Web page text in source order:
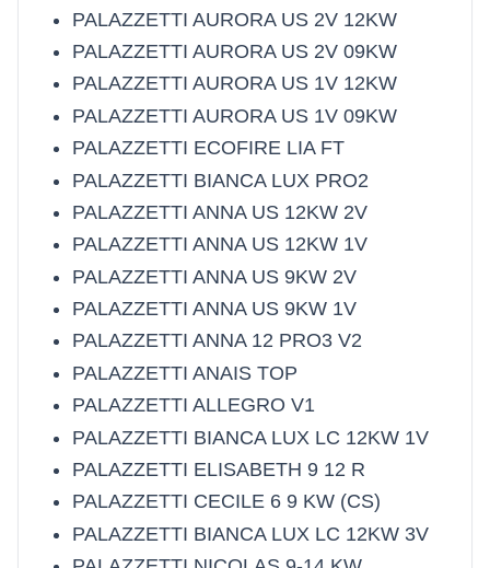
PALAZZETTI AURORA US 2V 12KW
PALAZZETTI AURORA US 2V 09KW
PALAZZETTI AURORA US 1V 12KW
PALAZZETTI AURORA US 1V 09KW
PALAZZETTI ECOFIRE LIA FT
PALAZZETTI BIANCA LUX PRO2
PALAZZETTI ANNA US 12KW 2V
PALAZZETTI ANNA US 12KW 1V
PALAZZETTI ANNA US 9KW 2V
PALAZZETTI ANNA US 9KW 1V
PALAZZETTI ANNA 12 PRO3 V2
PALAZZETTI ANAIS TOP
PALAZZETTI ALLEGRO V1
PALAZZETTI BIANCA LUX LC 12KW 1V
PALAZZETTI ELISABETH 9 12 R
PALAZZETTI CECILE 6 9 KW (CS)
PALAZZETTI BIANCA LUX LC 12KW 3V